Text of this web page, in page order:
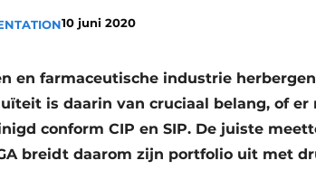
10 juni 2020
en farmaceutische industrie
is daarin van cruciaal belang, of
conform CIP en SIP. De juiste
breidt daarom zijn portfolio uit met